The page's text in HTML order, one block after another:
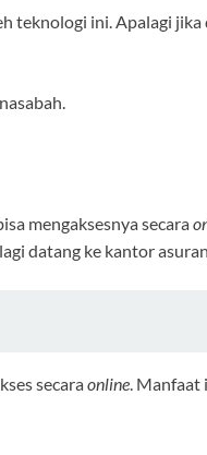
teknologi ini. Apalagi
mengaksesnya secara
datang ke kantor
secaraonline. Manfaat